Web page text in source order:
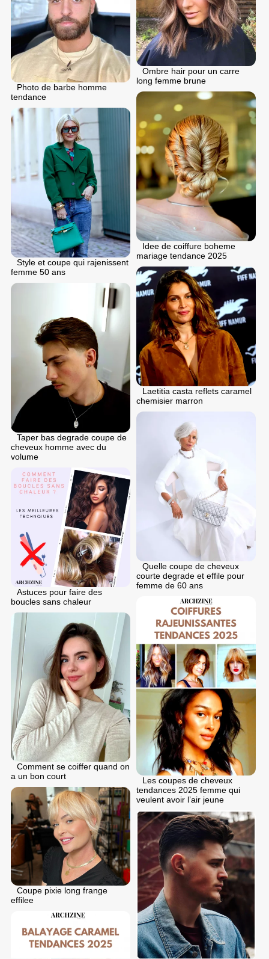
Ombre hair pour un carre
long femme brune
Photo de barbe homme
tendance
Idee de coiffure boheme
mariage tendance 2025
Style et coupe qui rajenissent
femme 50 ans
Laetitia casta reflets caramel
chemisier marron
Taper bas degrade coupe de
cheveux homme avec du
volume
Quelle coupe de cheveux
courte degrade et effile pour
femme de 60 ans
Astuces pour faire des
boucles sans chaleur
Les coupes de cheveux
tendances 2025 femme qui
veulent avoir l’air jeune
Comment se coiffer quand on
a un bon court
Coupe pixie long frange
effilee